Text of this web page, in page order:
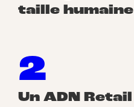
taille humaine
2
Un ADN Retail